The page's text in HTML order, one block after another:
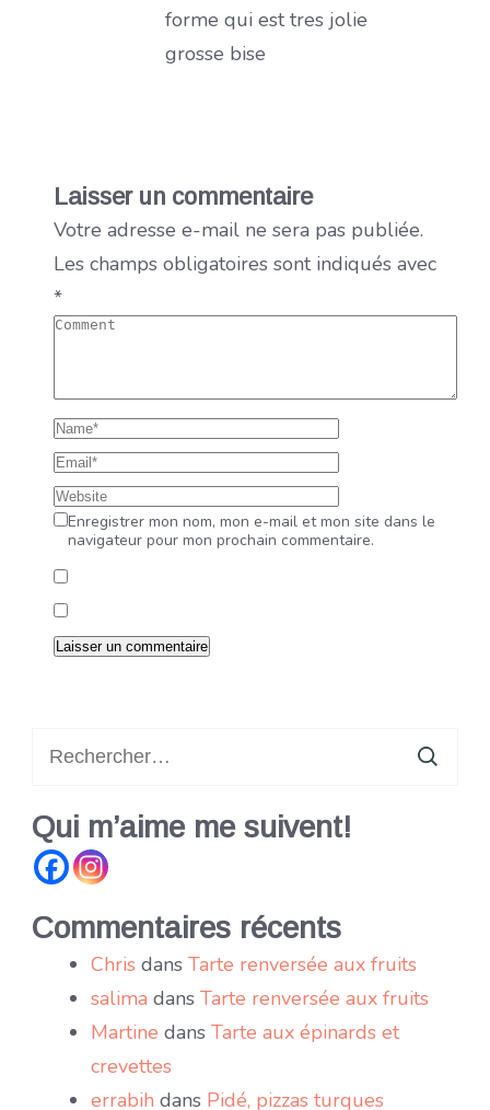
forme qui est tres jolie
grosse bise
Laisser un commentaire
Votre adresse e-mail ne sera pas publiée.
Les champs obligatoires sont indiqués avec
*
Enregistrer mon nom, mon e-mail et mon site dans le
navigateur pour mon prochain commentaire.
Qui m’aime me suivent!
Commentaires récents
Chris dans Tarte renversée aux fruits
salima dans Tarte renversée aux fruits
Martine dans Tarte aux épinards et
crevettes
errabih dans Pidé, pizzas turques